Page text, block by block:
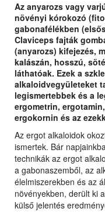
Az anyarozs vagy
növényi kórokozó
gabonafélékben
Claviceps fajták
(anyarozs) kifejezés,
kalászán, hosszú,
láthatóak. Ezek a
alkaloidvegyületeket
legismertebbek és a
ergometrin,
ergokornin és az
Az ergot alkaloidok
ismertek. Bár
technikák az ergot
a gabonaszemből, az
élelmiszerekben és az
növényekben, derült ki
külső jelentés